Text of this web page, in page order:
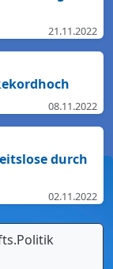
den Start des
21.11.2022
08.11.2022
durch
02.11.2022